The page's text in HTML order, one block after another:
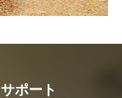
ポート